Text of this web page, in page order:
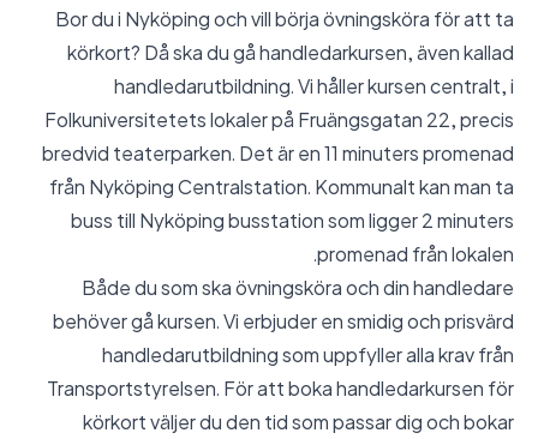
Bor du i Nyköping och vill börja övningsköra för att ta
körkort? Då ska du gå handledarkursen, även kallad
handledarutbildning. Vi håller kursen centralt, i
Folkuniversitetets lokaler på Fruängsgatan 22, precis
bredvid teaterparken. Det är en 11 minuters promenad
från Nyköping Centralstation. Kommunalt kan man ta
buss till Nyköping busstation som ligger 2 minuters
promenad från lokalen.
Både du som ska övningsköra och din handledare
behöver gå kursen. Vi erbjuder en smidig och prisvärd
handledarutbildning som uppfyller alla krav från
Transportstyrelsen. För att boka handledarkursen för
körkort väljer du den tid som passar dig och bokar